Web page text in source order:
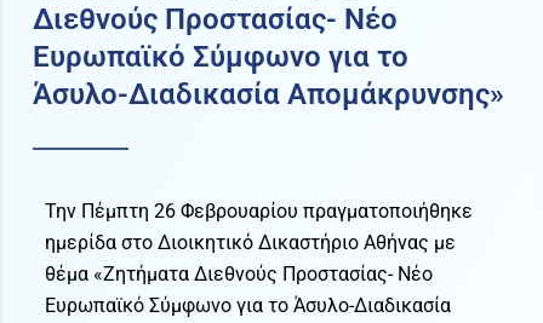
Διεθνούς Προστασίας- Νέο
Ευρωπαϊκό Σύμφωνο για το
Άσυλο-Διαδικασία Απομάκρυνσης»
Την Πέμπτη 26 Φεβρουαρίου πραγματοποιήθηκε
ημερίδα στο Διοικητικό Δικαστήριο Αθήνας με
θέμα «Ζητήματα Διεθνούς Προστασίας- Νέο
Ευρωπαϊκό Σύμφωνο για το Άσυλο-Διαδικασία